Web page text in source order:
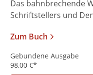
Das bahnbrechende
Schriftstellers und
Zum Buch
Gebundene Ausgabe
98,00 €*